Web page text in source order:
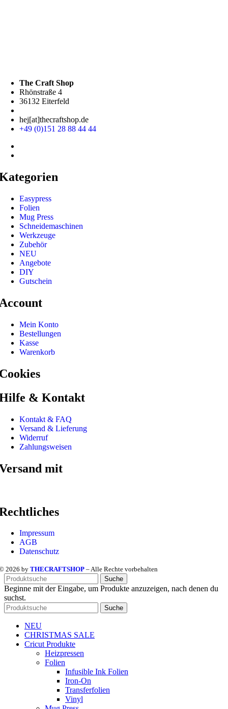
The Craft Shop
Rhönstraße 4
36132 Eiterfeld
hej[at]thecraftshop.de
+49 (0)151 28 88 44 44
Easypress
Folien
Mug Press
Schneidemaschinen
Werkzeuge
Zubehör
NEU
Angebote
DIY
Gutschein
Mein Konto
Bestellungen
Kasse
Warenkorb
& Kontakt
Kontakt & FAQ
Versand & Lieferung
Widerruf
Zahlungsweisen
mit
Impressum
AGB
Datenschutz
2026 by THECRAFTSHOP – Alle Rechte vorbehalten
Suche
Beginne mit der Eingabe, um Produkte anzuzeigen, nach denen du
suchst.
Suche
NEU
CHRISTMAS SALE
Cricut Produkte
Heizpressen
Folien
Infusible Ink Folien
Iron-On
Transferfolien
Vinyl